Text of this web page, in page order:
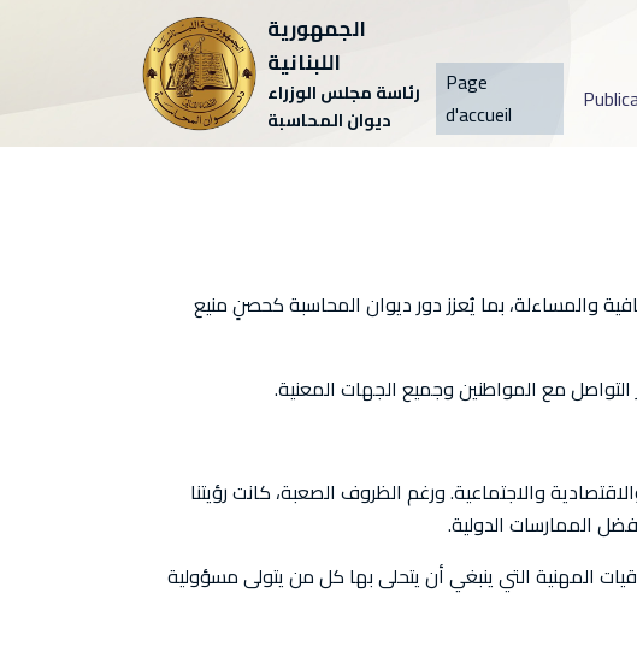
الجمهورية
اللبنانية
رئاسة مجلس الوزراء
ديوان المحاسبة
Page
d'accueil
والمساءلة، بما يُعزز دور ديوان المحاسبة كحصنٍ منيع
مع المواطنين وجميع الجهات المعنية.
الصعد المالية والاقتصادية والاجتماعية. ورغم الظروف الصعبة، كانت رؤيتنا
الممارسات الدولية.
المهنية التي ينبغي أن يتحلى بها كل من يتولى مسؤولية